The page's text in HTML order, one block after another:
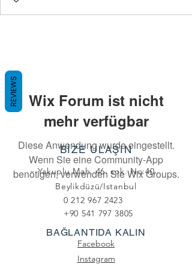
Wix Forum ist nicht
mehr verfügbar
Diese Anwendung wurde eingestellt.
Wenn Sie eine Community-App
benötigen, verwenden Sie Wix Groups.
BİZE ULAŞIN
Yakuplu Mah. 46. sok. No:40
Beylikdüzü/Istanbul
0 212 967 2423
+90 541 797 3805
BAĞLANTIDA KALIN
Facebook
Instagram
REVIEWS